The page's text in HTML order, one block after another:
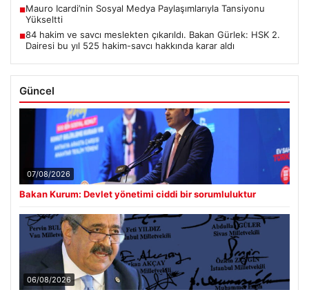
■Mauro Icardi’nin Sosyal Medya Paylaşımlarıyla Tansiyonu
Yükseltti
■84 hakim ve savcı meslekten çıkarıldı. Bakan Gürlek: HSK 2.
Dairesi bu yıl 525 hakim-savcı hakkında karar aldı
Güncel
07/08/2026
Bakan Kurum: Devlet yönetimi ciddi bir sorumluluktur
06/08/2026